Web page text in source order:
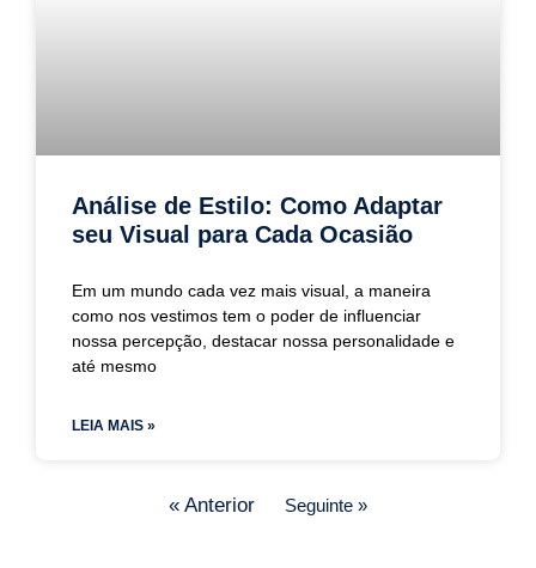
Análise de Estilo: Como Adaptar
seu Visual para Cada Ocasião
Em um mundo cada vez mais visual, a maneira
como nos vestimos tem o poder de influenciar
nossa percepção, destacar nossa personalidade e
até mesmo
LEIA MAIS »
« Anterior Seguinte »